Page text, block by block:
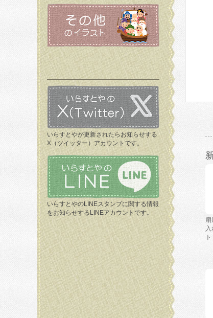
いらすとやが更新されたらお知らせする
X（ツイッター）アカウントです。
いらすとやのLINEスタンプに関する情報
をお知らせするLINEアカウントです。
扇
ト